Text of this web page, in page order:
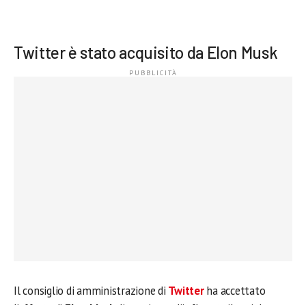
Twitter è stato acquisito da Elon Musk
Il consiglio di amministrazione di Twitterha accettato